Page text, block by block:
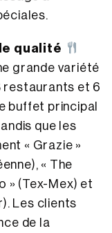
qualité
grande variété
restaurants et 6
buffet principal
que les
« Grazie »
« The
» (Tex-Mex) et
Les clients
de la